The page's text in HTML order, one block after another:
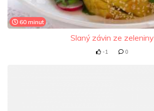
60 minut
Slaný závin ze zeleniny
-1 0